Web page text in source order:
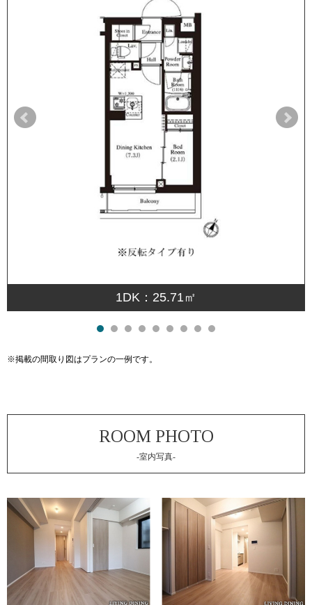
1DK：25.71㎡
※掲載の間取り図はプランの一例です。
-室内写真-